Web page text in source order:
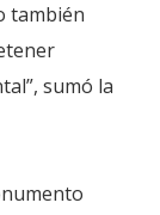
también
sumó la